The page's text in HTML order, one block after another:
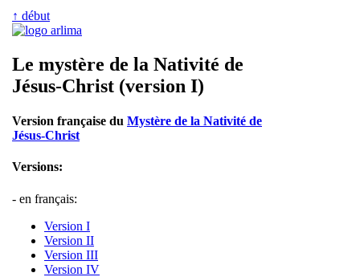
↑ début
Le mystère de la Nativité de
Jésus-Christ (version I)
Version française du Mystère de la Nativité de
Jésus-Christ
Versions:
- en français:
Version I
Version II
Version III
Version IV